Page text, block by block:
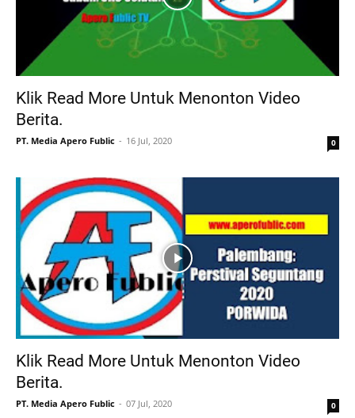
Klik Read More Untuk Menonton Video
Berita.
PT. Media Apero Fublic 16 Jul, 2020 0
Klik Read More Untuk Menonton Video
Berita.
PT. Media Apero Fublic 07 Jul, 2020 0